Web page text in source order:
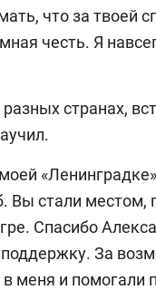
что за твоей
честь. Я
странах,
Вы стали местом,
Спасибо
За
меня и помогали